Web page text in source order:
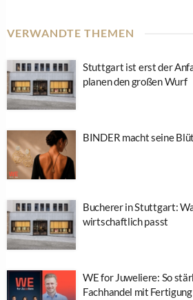
VERWANDTE THEMEN
Stuttgart ist erst der
planen den großen Wurf
BINDER macht seine
Bucherer in Stuttgart:
wirtschaftlich passt
WE for Juweliere: So
Fachhandel mit